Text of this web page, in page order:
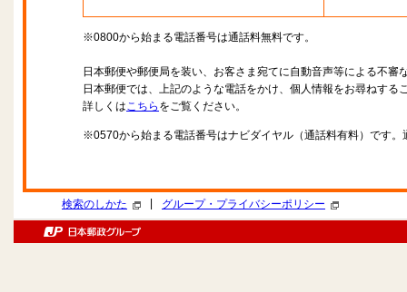
※0800から始まる電話番号は通話料無料です。
日本郵便や郵便局を装い、お客さま宛てに自動音声等による不審
日本郵便では、上記のような電話をかけ、個人情報をお尋ねする
詳しくはこちら をご覧ください。
※0570から始まる電話番号はナビダイヤル（通話料有料）です
検索のしかた グループ・プライバシーポリシー